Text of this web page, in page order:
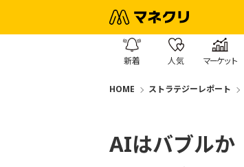
新着 人気 マーケット
HOME ストラテジーレポート
AIはバブルか